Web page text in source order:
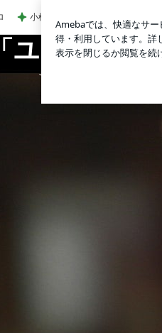
小松彩夏 息子も一緒に撮影同行
「ユリ子さん
め（？）映画の旗手・吉田浩太が